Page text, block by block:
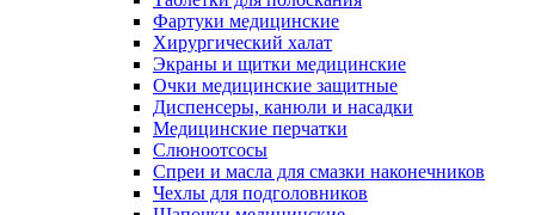
Фартуки медицинские
Хирургический халат
Экраны и щитки медицинские
Очки медицинские защитные
Диспенсеры, канюли и насадки
Медицинские перчатки
Слюноотсосы
Спреи и масла для смазки наконечников
Чехлы для подголовников